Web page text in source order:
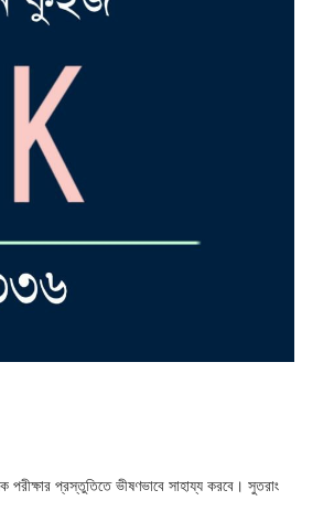
প্রস্তুতিতে ভীষণভাবে সাহায্য করবে। সুতরাং